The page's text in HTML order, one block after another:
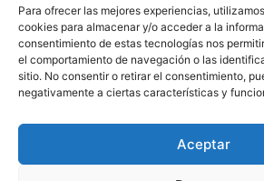
Para ofrecer las mejores experiencias,
cookies para almacenar y/o acceder a la
consentimiento de estas tecnologías nos
el comportamiento de navegación o las
sitio. No consentir o retirar el consentimiento,
negativamente a ciertas características y
Aceptar